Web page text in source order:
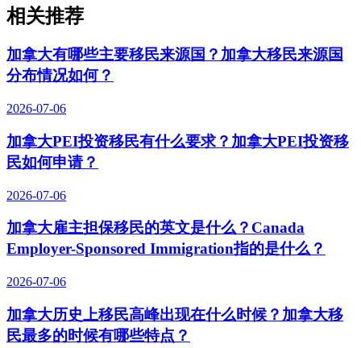
相关推荐
加拿大有哪些主要移民来源国？加拿大移民来源国
分布情况如何？
2026-07-06
加拿大PEI投资移民有什么要求？加拿大PEI投资移
民如何申请？
2026-07-06
加拿大雇主担保移民的英文是什么？Canada
Employer-Sponsored Immigration指的是什么？
2026-07-06
加拿大历史上移民高峰出现在什么时候？加拿大移
民最多的时候有哪些特点？